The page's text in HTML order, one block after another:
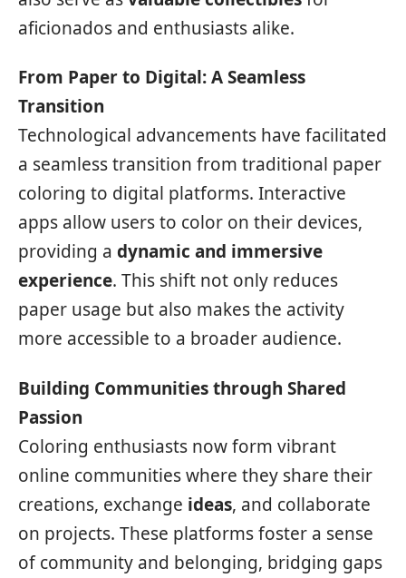
aficionados and enthusiasts alike.
From Paper to Digital: A Seamless
Transition
Technological advancements have facilitated
a seamless transition from traditional paper
coloring to digital platforms. Interactive
apps allow users to color on their devices,
providing a dynamic and immersive
experience. This shift not only reduces
paper usage but also makes the activity
more accessible to a broader audience.
Building Communities through Shared
Passion
Coloring enthusiasts now form vibrant
online communities where they share their
creations, exchange ideas, and collaborate
on projects. These platforms foster a sense
of community and belonging, bridging gaps